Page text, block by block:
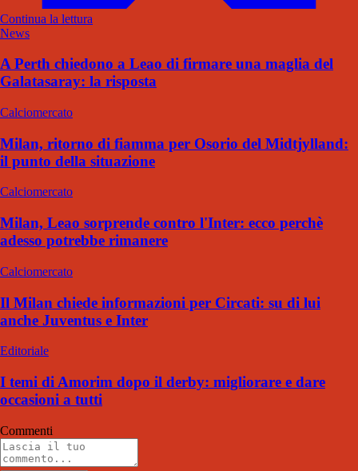
Continua la lettura
News
A Perth chiedono a Leao di firmare una maglia del
Galatasaray: la risposta
Calciomercato
Milan, ritorno di fiamma per Osorio del Midtjylland:
il punto della situazione
Calciomercato
Milan, Leao sorprende contro l'Inter: ecco perchè
adesso potrebbe rimanere
Calciomercato
Il Milan chiede informazioni per Circati: su di lui
anche Juventus e Inter
Editoriale
I temi di Amorim dopo il derby: migliorare e dare
occasioni a tutti
Commenti